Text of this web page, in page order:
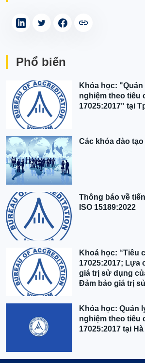
Phổ biến
Khóa học:
nghiệm theo tiêu
17025:2017" tại
Các khóa đào tạo
Thông báo về
ISO 15189:2022
Khoá học: “Tiêu
17025:2017; Lựa
giá trị sử dụng
Đảm bảo giá trị
Khóa học: Quản
nghiệm theo tiêu
17025:2017 tại